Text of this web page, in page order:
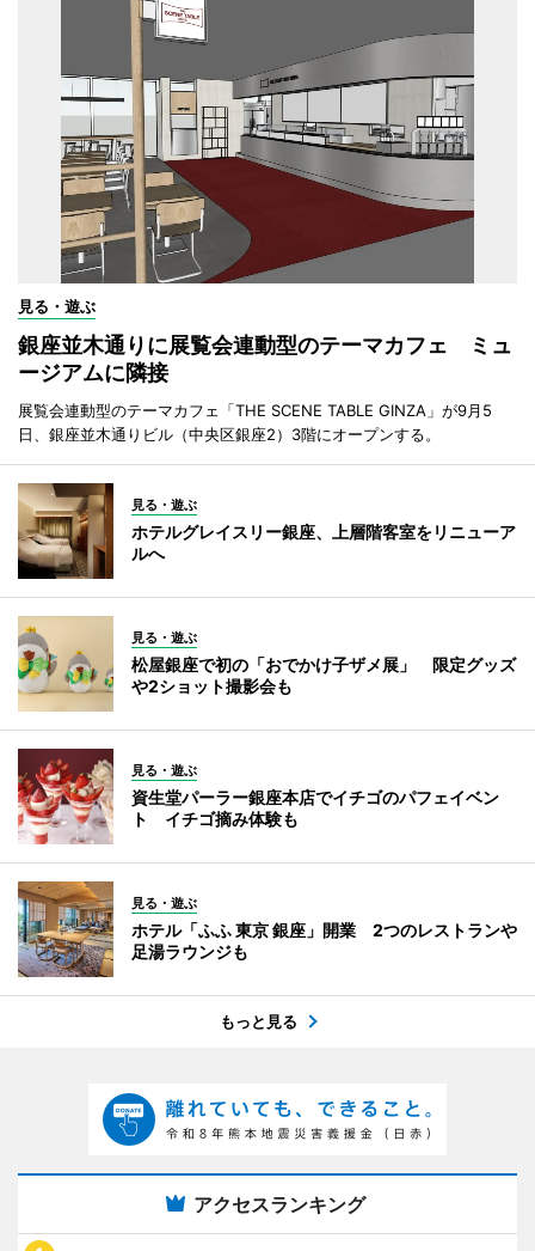
見る・遊ぶ
銀座並木通りに展覧会連動型のテーマカフェ ミュ
ージアムに隣接
展覧会連動型のテーマカフェ「THE SCENE TABLE GINZA」が9月5
日、銀座並木通りビル（中央区銀座2）3階にオープンする。
見る・遊ぶ
ホテルグレイスリー銀座、上層階客室をリニューア
ルへ
見る・遊ぶ
松屋銀座で初の「おでかけ子ザメ展」 限定グッズ
や2ショット撮影会も
見る・遊ぶ
資生堂パーラー銀座本店でイチゴのパフェイベン
ト イチゴ摘み体験も
見る・遊ぶ
ホテル「ふふ 東京 銀座」開業 2つのレストランや
足湯ラウンジも
もっと見る
アクセスランキング